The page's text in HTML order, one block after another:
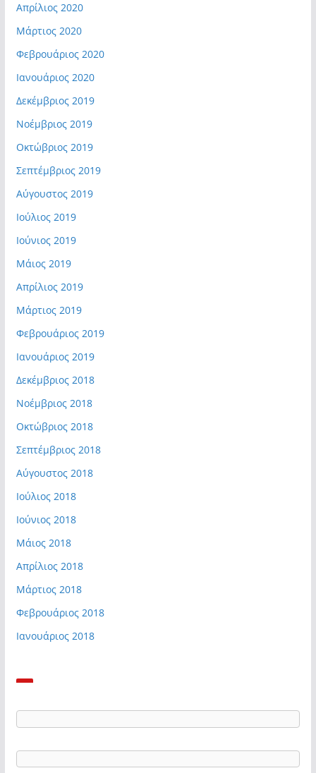
Απρίλιος 2020
Μάρτιος 2020
Φεβρουάριος 2020
Ιανουάριος 2020
Δεκέμβριος 2019
Νοέμβριος 2019
Οκτώβριος 2019
Σεπτέμβριος 2019
Αύγουστος 2019
Ιούλιος 2019
Ιούνιος 2019
Μάιος 2019
Απρίλιος 2019
Μάρτιος 2019
Φεβρουάριος 2019
Ιανουάριος 2019
Δεκέμβριος 2018
Νοέμβριος 2018
Οκτώβριος 2018
Σεπτέμβριος 2018
Αύγουστος 2018
Ιούλιος 2018
Ιούνιος 2018
Μάιος 2018
Απρίλιος 2018
Μάρτιος 2018
Φεβρουάριος 2018
Ιανουάριος 2018